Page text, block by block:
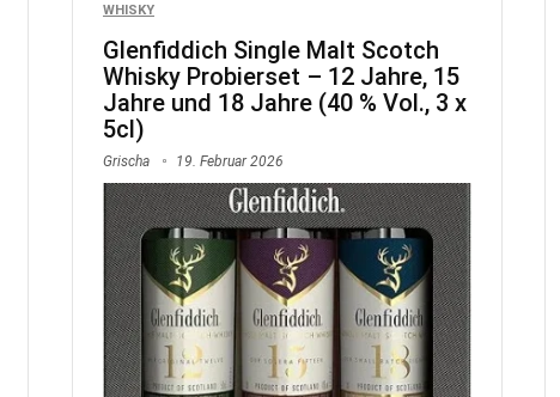
WHISKY
Glenfiddich Single Malt Scotch
Whisky Probierset – 12 Jahre, 15
Jahre und 18 Jahre (40 % Vol., 3 x
5cl)
Grischa 19. Februar 2026